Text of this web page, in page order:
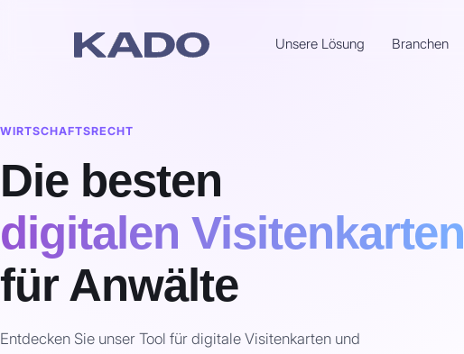
Unsere Lösung Branchen
WIRTSCHAFTSRECHT
Die besten
digitalen Visitenkarten
für Anwälte
Entdecken Sie unser Tool für digitale Visitenkarten und